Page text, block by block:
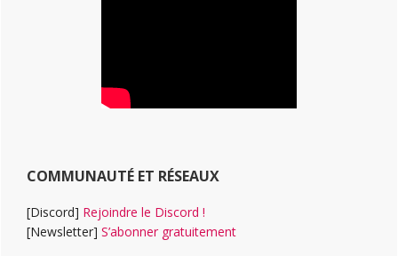
COMMUNAUTÉ ET RÉSEAUX
[Discord] Rejoindre le Discord !
[Newsletter] S’abonner gratuitement